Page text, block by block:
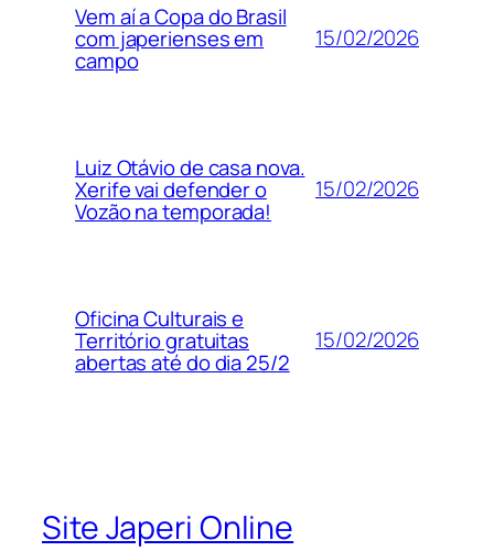
Vem aí a Copa do Brasil
com japerienses em
campo
15/02/2026
Luiz Otávio de casa nova.
Xerife vai defender o
Vozão na temporada!
15/02/2026
Oficina Culturais e
Território gratuitas
abertas até do dia 25/2
15/02/2026
Site Japeri Online